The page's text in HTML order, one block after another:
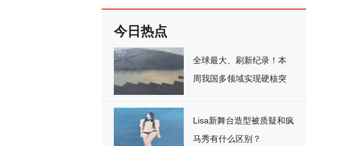
今日热点
全球最大、刷新纪录！本
周我国多领域实现硬核突
Lisa新舞台造型被质疑和疯
马秀有什么区别？